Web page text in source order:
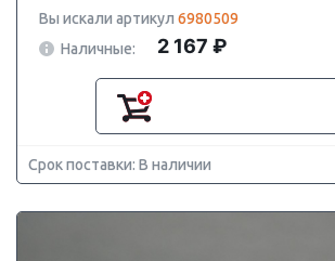
Вы искали артикул 6980509
Наличные:
2 167 ₽
Срок поставки: В наличии